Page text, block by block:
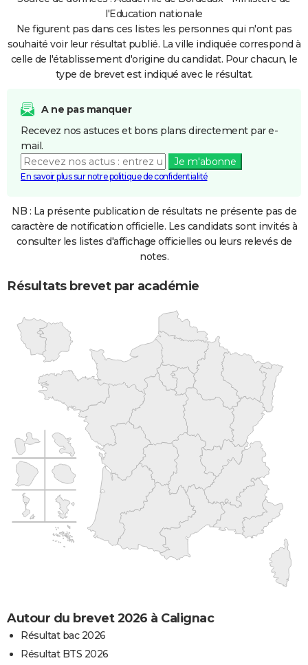
l'Education nationale
Ne figurent pas dans ces listes les personnes qui n'ont pas
souhaité voir leur résultat publié. La ville indiquée correspond à
celle de l'établissement d'origine du candidat. Pour chacun, le
type de brevet est indiqué avec le résultat.
A ne pas manquer
Recevez nos astuces et bons plans directement par e-
mail.
Je m'abonne
En savoir plus sur notre politique de confidentialité
NB : La présente publication de résultats ne présente pas de
caractère de notification officielle. Les candidats sont invités à
consulter les listes d'affichage officielles ou leurs relevés de
notes.
Résultats brevet par académie
Autour du brevet 2026 à Calignac
Résultat bac 2026
Résultat BTS 2026